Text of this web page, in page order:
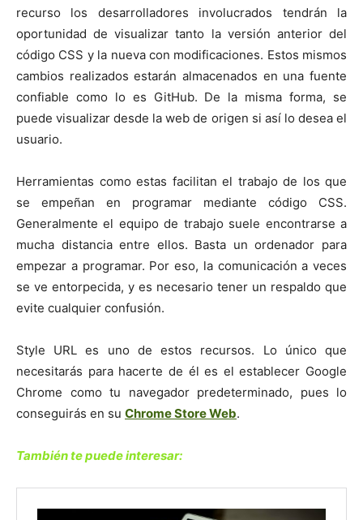
recurso los desarrolladores involucrados tendrán la
oportunidad de visualizar tanto la versión anterior del
código CSS y la nueva con modificaciones. Estos mismos
cambios realizados estarán almacenados en una fuente
confiable como lo es GitHub. De la misma forma, se
puede visualizar desde la web de origen si así lo desea el
usuario.
Herramientas como estas facilitan el trabajo de los que
se empeñan en programar mediante código CSS.
Generalmente el equipo de trabajo suele encontrarse a
mucha distancia entre ellos. Basta un ordenador para
empezar a programar. Por eso, la comunicación a veces
se ve entorpecida, y es necesario tener un respaldo que
evite cualquier confusión.
Style URL es uno de estos recursos. Lo único que
necesitarás para hacerte de él es el establecer Google
Chrome como tu navegador predeterminado, pues lo
conseguirás en su Chrome Store Web.
También te puede interesar: